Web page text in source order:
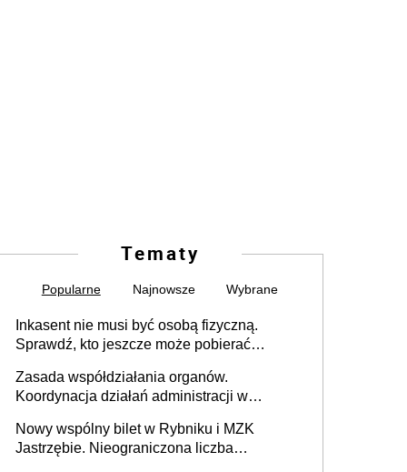
Tematy
Popularne Najnowsze Wybrane
Inkasent nie musi być osobą fizyczną.
Sprawdź, kto jeszcze może pobierać
Zasada współdziałania organów.
Koordynacja działań administracji w
Nowy wspólny bilet w Rybniku i MZK
Jastrzębie. Nieograniczona liczba